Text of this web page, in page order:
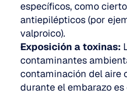
específicos, como
antiepilépticos (por
valproico).
Exposición a toxinas:
contaminantes
contaminación del aire
durante el embarazo es